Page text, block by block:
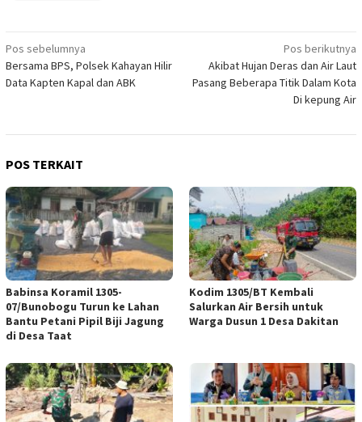
Navigasi
pos
Pos sebelumnya
Bersama BPS, Polsek Kahayan Hilir
Data Kapten Kapal dan ABK
Pos berikutnya
Akibat Hujan Deras dan Air Laut
Pasang Beberapa Titik Dalam Kota
Di kepung Air
POS TERKAIT
Babinsa Koramil 1305-
07/Bunobogu Turun ke Lahan
Bantu Petani Pipil Biji Jagung
di Desa Taat
Kodim 1305/BT Kembali
Salurkan Air Bersih untuk
Warga Dusun 1 Desa Dakitan